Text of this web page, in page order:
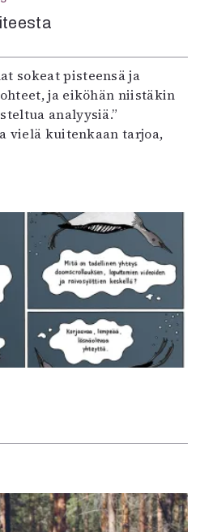
sokeat pisteensä ja
ja eiköhän niistäkin
analyysiä.”
vielä kuitenkaan tarjoa,